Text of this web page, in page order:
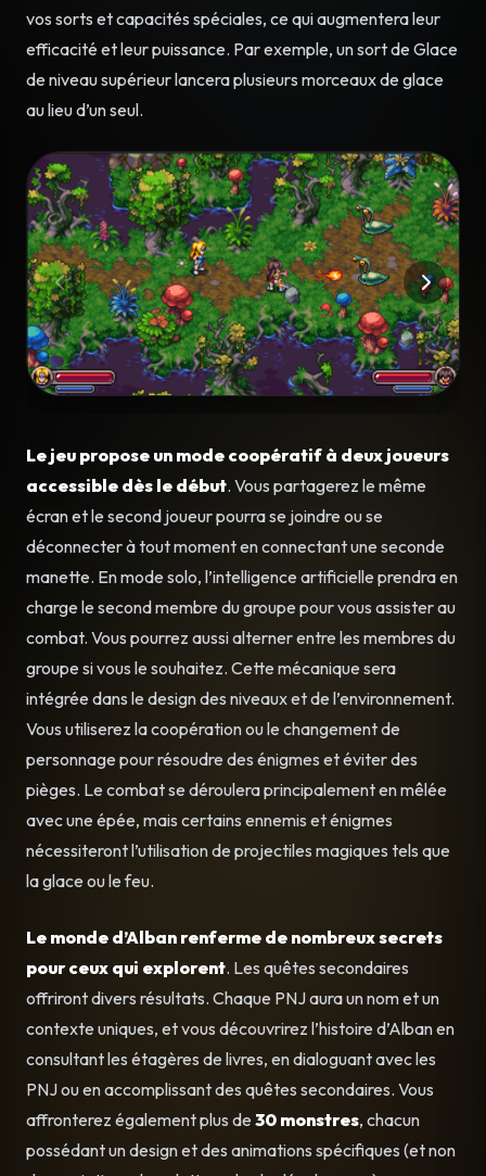
vos sorts et capacités spéciales, ce qui augmentera leur
efficacité et leur puissance. Par exemple, un sort de Glace
de niveau supérieur lancera plusieurs morceaux de glace
au lieu d’un seul.
Le jeu propose un mode coopératif à deux joueurs
accessible dès le début. Vous partagerez le même
écran et le second joueur pourra se joindre ou se
déconnecter à tout moment en connectant une seconde
manette. En mode solo, l’intelligence artificielle prendra en
charge le second membre du groupe pour vous assister au
combat. Vous pourrez aussi alterner entre les membres du
groupe si vous le souhaitez. Cette mécanique sera
intégrée dans le design des niveaux et de l’environnement.
Vous utiliserez la coopération ou le changement de
personnage pour résoudre des énigmes et éviter des
pièges. Le combat se déroulera principalement en mêlée
avec une épée, mais certains ennemis et énigmes
nécessiteront l’utilisation de projectiles magiques tels que
la glace ou le feu.
Le monde d’Alban renferme de nombreux secrets
pour ceux qui explorent. Les quêtes secondaires
offriront divers résultats. Chaque PNJ aura un nom et un
contexte uniques, et vous découvrirez l’histoire d’Alban en
consultant les étagères de livres, en dialoguant avec les
PNJ ou en accomplissant des quêtes secondaires. Vous
affronterez également plus de 30 monstres, chacun
possédant un design et des animations spécifiques (et non